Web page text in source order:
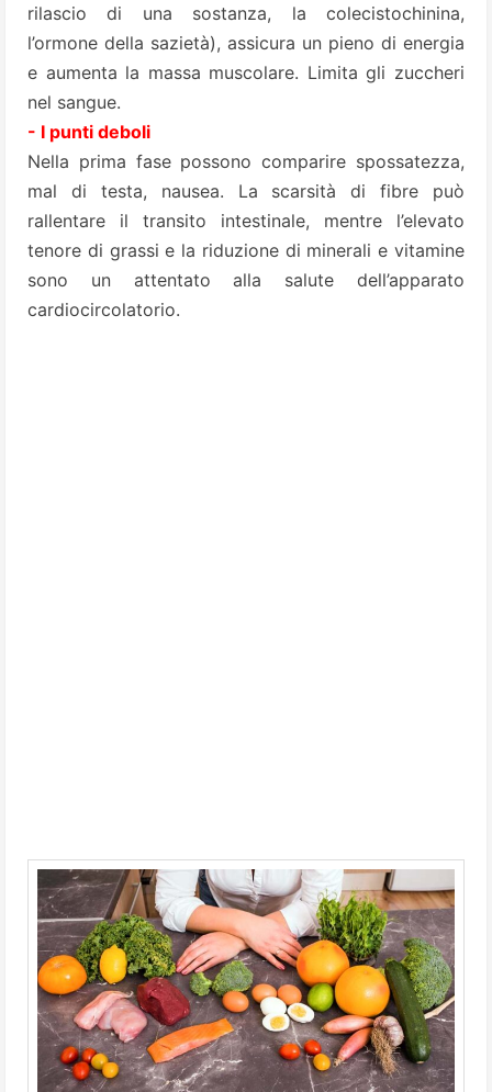
rilascio di una sostanza, la colecistochinina,
l’ormone della sazietà), assicura un pieno di energia
e aumenta la massa muscolare. Limita gli zuccheri
nel sangue.
- I punti deboli
Nella prima fase possono comparire spossatezza,
mal di testa, nausea. La scarsità di fibre può
rallentare il transito intestinale, mentre l’elevato
tenore di grassi e la riduzione di minerali e vitamine
sono un attentato alla salute dell’apparato
cardiocircolatorio.